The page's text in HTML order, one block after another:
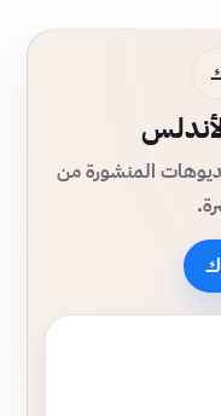
المنشورة من